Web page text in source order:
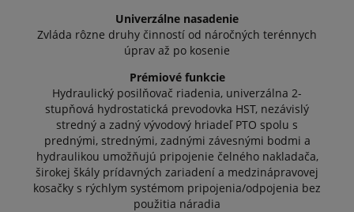
Univerzálne nasadenie
Zvláda rôzne druhy činností od náročných terénnych
úprav až po kosenie
Prémiové funkcie
Hydraulický posilňovač riadenia, univerzálna 2-
stupňová hydrostatická prevodovka HST, nezávislý
stredný a zadný vývodový hriadeľ PTO spolu s
prednými, strednými, zadnými závesnými bodmi a
hydraulikou umožňujú pripojenie čelného nakladača,
širokej škály prídavných zariadení a medzinápravovej
kosačky s rýchlym systémom pripojenia/odpojenia bez
použitia náradia